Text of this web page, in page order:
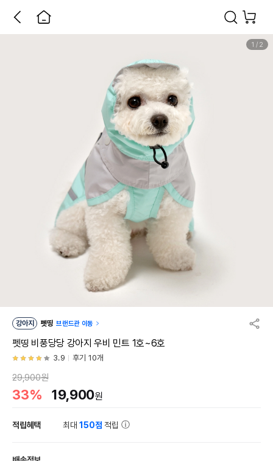
1 / 2
강아지 펫띵 브랜드관 이동
펫띵 비풍당당 강아지 우비 민트 1호~6호
3.9 후기 10개
29,900원
33% 19,900원
적립혜택 최대150점 적립